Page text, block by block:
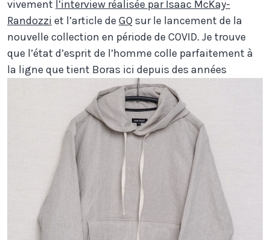
vivement l’interview réalisée par Isaac McKay-
Randozzi et l’article de GQ sur le lancement de la
nouvelle collection en période de COVID. Je trouve
que l’état d’esprit de l’homme colle parfaitement à
la ligne que tient Boras ici depuis des années